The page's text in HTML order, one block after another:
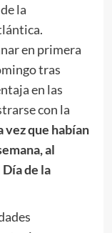
la
en primera
tras
en las
con la
vez que habían
al
de la